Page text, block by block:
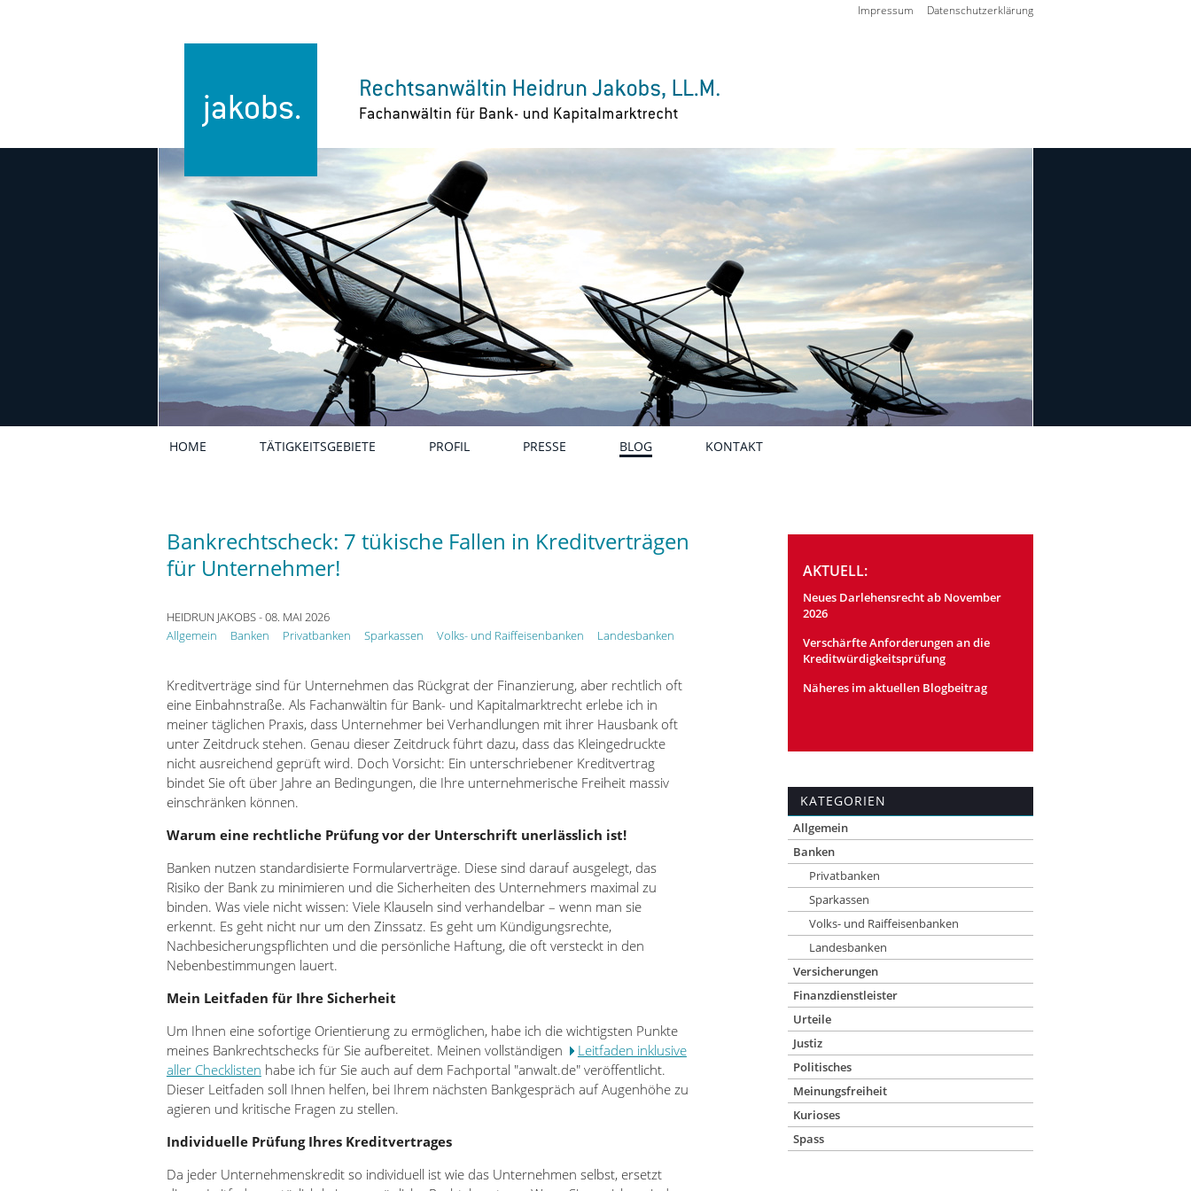
Datenschutzerklärung
Impressum
Bankrechtscheck: 7 tükische Fallen in Kreditverträgen
für Unternehmer!
HEIDRUN JAKOBS- 08. MAI 2026
Allgemein
Banken Privatbanken Sparkassen Volks- und Raiffeisenbanken Landesbanken
Kreditverträge sind für Unternehmen das Rückgrat der Finanzierung, aber rechtlich oft
eine Einbahnstraße. Als Fachanwältin für Bank- und Kapitalmarktrecht erlebe ich in
meiner täglichen Praxis, dass Unternehmer bei Verhandlungen mit ihrer Hausbank oft
unter Zeitdruck stehen. Genau dieser Zeitdruck führt dazu, dass das Kleingedruckte
nicht ausreichend geprüft wird. Doch Vorsicht: Ein unterschriebener Kreditvertrag
bindet Sie oft über Jahre an Bedingungen, die Ihre unternehmerische Freiheit massiv
einschränken können.
Warum eine rechtliche Prüfung vor der Unterschrift unerlässlich ist!
Banken nutzen standardisierte Formularverträge. Diese sind darauf ausgelegt, das
Risiko der Bank zu minimieren und die Sicherheiten des Unternehmers maximal zu
binden. Was viele nicht wissen: Viele Klauseln sind verhandelbar – wenn man sie
erkennt. Es geht nicht nur um den Zinssatz. Es geht um Kündigungsrechte,
Nachbesicherungspflichten und die persönliche Haftung, die oft versteckt in den
Nebenbestimmungen lauert.
Mein Leitfaden für Ihre Sicherheit
Um Ihnen eine sofortige Orientierung zu ermöglichen, habe ich die wichtigsten Punkte
meines Bankrechtschecks für Sie aufbereitet. Meinen vollständigen
Leitfaden inklusive
aller Checklisten habe ich für Sie auch auf dem Fachportal "anwalt.de" veröffentlicht.
Dieser Leitfaden soll Ihnen helfen, bei Ihrem nächsten Bankgespräch auf Augenhöhe zu
agieren und kritische Fragen zu stellen.
Individuelle Prüfung Ihres Kreditvertrages
Da jeder Unternehmenskredit so individuell ist wie das Unternehmen selbst, ersetzt
HOME TÄTIGKEITSGEBIETE PROFIL PRESSE BLOG KONTAKT
AKTUELL:
Neues Darlehensrecht ab November
2026
Verschärfte Anforderungen an die
Kreditwürdigkeitsprüfung
Näheres im aktuellen Blogbeitrag
KATEGORIEN
Allgemein
Banken
Privatbanken
Sparkassen
Volks- und Raiffeisenbanken
Landesbanken
Versicherungen
Finanzdienstleister
Urteile
Justiz
Politisches
Meinungsfreiheit
Kurioses
Spass